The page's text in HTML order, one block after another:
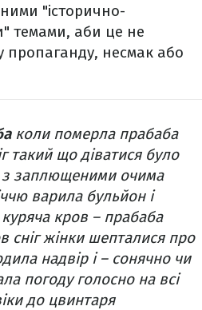
"історично-
темами, аби це не
пропаганду, несмак або
коли померла прабаба
такий що діватися було
з заплющеними очима
варила бульйоні
кров – прабаба
сніг жінки шепталися про
надвірі – сонячно чи
погодуголосно на всі
до цвинтаря